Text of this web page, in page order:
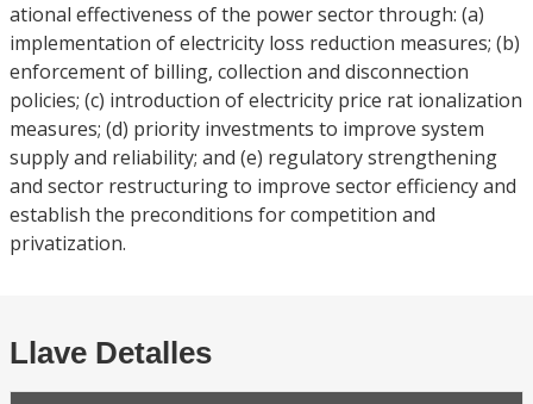
ational effectiveness of the power sector through: (a)
implementation of electricity loss reduction measures; (b)
enforcement of billing, collection and disconnection
policies; (c) introduction of electricity price rat ionalization
measures; (d) priority investments to improve system
supply and reliability; and (e) regulatory strengthening
and sector restructuring to improve sector efficiency and
establish the preconditions for competition and
privatization.
Llave Detalles